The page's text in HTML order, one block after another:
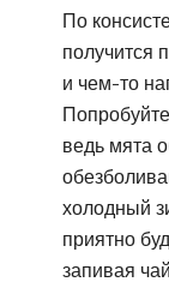
По
получится
и чем-то
ведь мята
холодный
приятно
запивая